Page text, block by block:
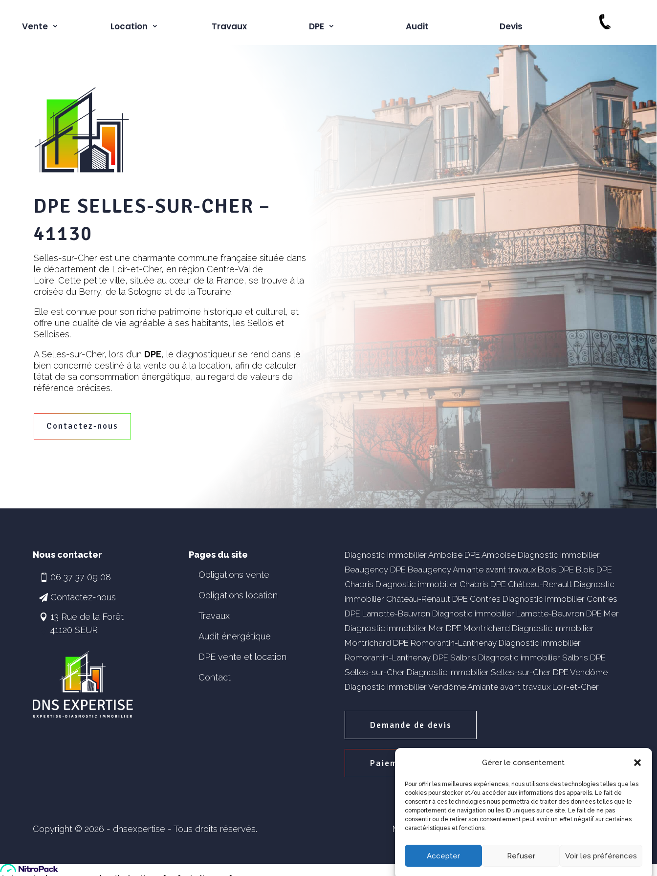
Gérer le consentement
Pour offrir les meilleures expériences, nous utilisons des technologies telles que les
cookies pour stocker et/ou accéder aux informations des appareils. Le fait de
consentir à ces technologies nous permettra de traiter des données telles que le
comportement de navigation ou les ID uniques sur ce site. Le fait de ne pas
consentir ou de retirer son consentement peut avoir un effet négatif sur certaines
caractéristiques et fonctions.
Accepter Refuser Voir les préférences
Vente Location Travaux DPE Audit Devis
DPE SELLES-SUR-CHER –
41130
Selles-sur-Cher est une charmante commune française située dans
le département de Loir-et-Cher, en région Centre-Val de
Loire. Cette petite ville, située au cœur de la France, se trouve à la
croisée du Berry, de la Sologne et de la Touraine.
Elle est connue pour son riche patrimoine historique et culturel, et
offre une qualité de vie agréable à ses habitants, les Sellois et
Selloises.
A Selles-sur-Cher, lors d’un DPE, le diagnostiqueur se rend dans le
bien concerné destiné à la vente ou à la location, afin de calculer
l’état de sa consommation énergétique, au regard de valeurs de
référence précises.
Contactez-nous
Nous contacter
06 37 37 09 08
Contactez-nous
13 Rue de la Forêt
41120 SEUR
Pages du site
Obligations vente
Obligations location
Travaux
Audit énergétique
DPE vente et location
Contact
Diagnostic immobilier Amboise DPE Amboise Diagnostic immobilier
Beaugency DPE BeaugencyAmiante avant travaux Blois DPE Blois DPE
Chabris Diagnostic immobilier Chabris DPE Château-Renault Diagnostic
immobilier Château-Renault DPE Contres Diagnostic immobilier Contres
DPE Lamotte-Beuvron Diagnostic immobilier Lamotte-Beuvron DPE Mer
Diagnostic immobilier Mer DPE Montrichard Diagnostic immobilier
Montrichard DPE Romorantin-Lanthenay Diagnostic immobilier
Romorantin-Lanthenay DPE Salbris Diagnostic immobilier Salbris DPE
Selles-sur-Cher Diagnostic immobilier Selles-sur-Cher DPE Vendôme
Diagnostic immobilier VendômeAmiante avant travaux Loir-et-Cher
Demande de devis
Paiement en ligne
Copyright © 2026 - dnsexpertise - Tous droits réservés. Mentions légales–Politique de confidentialité